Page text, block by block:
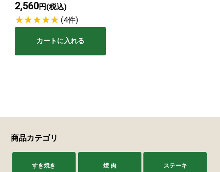
2,560円(税込)
(4件)
カートに入れる
商品カテゴリ
すき焼き 焼 肉 ステーキ